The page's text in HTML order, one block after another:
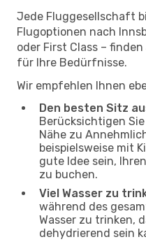
Jede Fluggesellschaft
Flugoptionen nach
oder First Class –
für Ihre Bedürfnisse.
Wir empfehlen Ihnen
Den besten Sitz
Berücksichtigen
Nähe zu
beispielsweise mit
gute Idee sein,
zu buchen.
Viel Wasser zu
während des
Wasser zu trinken,
dehydrierend sein